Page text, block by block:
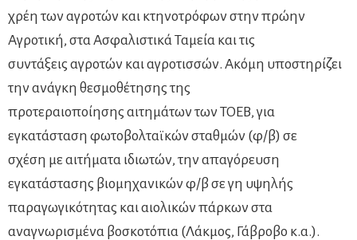
χρέη των αγροτών και κτηνοτρόφων στην πρώην
Αγροτική, στα Ασφαλιστικά Ταμεία και τις
συντάξεις αγροτών και αγροτισσών. Ακόμη υποστηρίζει
την ανάγκη θεσμοθέτησης της
προτεραιοποίησης αιτημάτων των ΤΟΕΒ, για
εγκατάσταση φωτοβολταϊκών σταθμών (φ/β) σε
σχέση με αιτήματα ιδιωτών, την απαγόρευση
εγκατάστασης βιομηχανικών φ/β σε γη υψηλής
παραγωγικότητας και αιολικών πάρκων στα
αναγνωρισμένα βοσκοτόπια (Λάκμος, Γάβροβο κ.α.).